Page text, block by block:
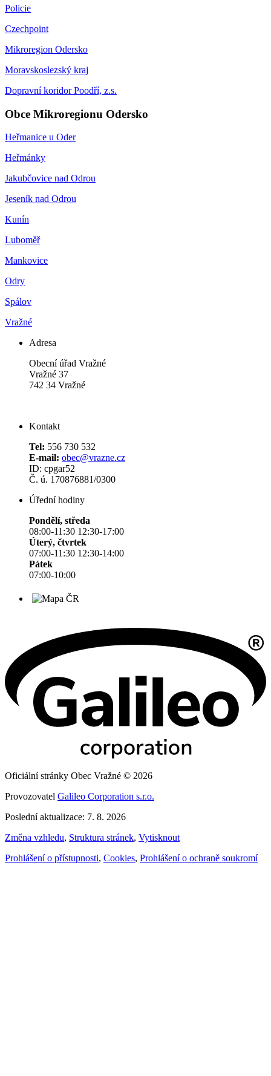
Policie
Czechpoint
Mikroregion Odersko
Moravskoslezský kraj
Dopravní koridor Poodří, z.s.
Obce Mikroregionu Odersko
Heřmanice u Oder
Heřmánky
Jakubčovice nad Odrou
Jeseník nad Odrou
Kunín
Luboměř
Mankovice
Odry
Spálov
Vražné
Adresa
Obecní úřad Vražné
Vražné 37
742 34 Vražné
Kontakt
Tel: 556 730 532
E-mail: obec@vrazne.cz
ID: cpgar52
Č. ú. 170876881/0300
Úřední hodiny
Pondělí, středa
08:00-11:30 12:30-17:00
Úterý, čtvrtek
07:00-11:30 12:30-14:00
Pátek
07:00-10:00
Oficiální stránky Obec Vražné © 2026
Provozovatel Galileo Corporation s.r.o.
Poslední aktualizace: 7. 8. 2026
Změna vzhledu, Struktura stránek, Vytisknout
Prohlášení o přístupnosti, Cookies, Prohlášení o ochraně soukromí